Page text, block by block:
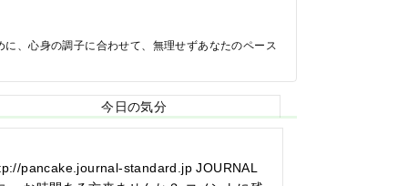
、心身の調子に合わせて、無理せずあなたのペース
今日の気分
standard.jp JOURNAL